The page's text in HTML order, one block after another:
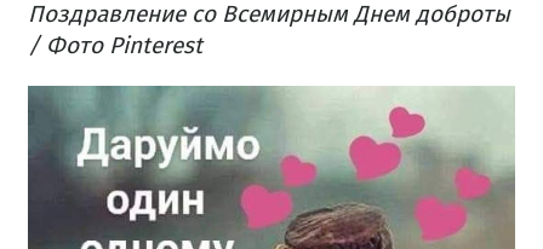
Поздравление со Всемирным Днем доброты
/ Фото Pinterest